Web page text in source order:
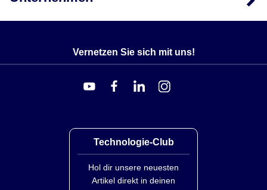
Vernetzen Sie sich mit uns!
Technologie-Club
Hol dir unsere neuesten
Artikel direkt in deinen